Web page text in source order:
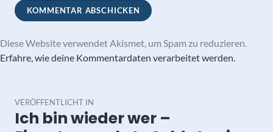
Diese Website verwendet Akismet, um Spam zu reduzieren.
Erfahre, wie deine Kommentardaten verarbeitet werden.
VERÖFFENTLICHT IN
Ich bin wieder wer –